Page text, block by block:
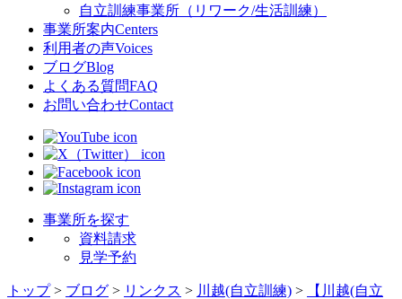
自立訓練事業所（リワーク/生活訓練）
事業所案内Centers
利用者の声Voices
ブログBlog
よくある質問FAQ
お問い合わせContact
事業所を探す
資料請求
見学予約
トップ> ブログ > リンクス > 川越(自立訓練) >
【川越(自立